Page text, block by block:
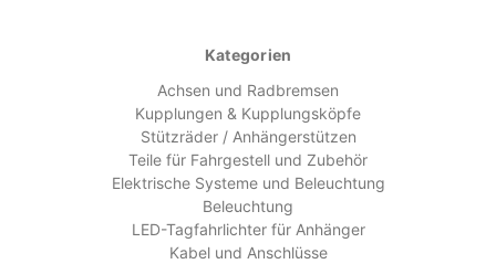
Kategorien
Achsen und Radbremsen
Kupplungen & Kupplungsköpfe
Stützräder / Anhängerstützen
Teile für Fahrgestell und Zubehör
Elektrische Systeme und Beleuchtung
Beleuchtung
LED-Tagfahrlichter für Anhänger
Kabel und Anschlüsse